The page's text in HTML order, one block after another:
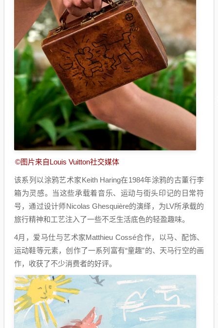
©图片来自Louis Vuitton社交媒体
该系列以涂鸦艺术家Keith Haring在1984年涂鸦的古董行李
箱为灵感。当这些承载着音乐、运动与街头印记的日常符
号，通过设计师Nicolas Ghesquière的演绎，为LV所承载的
旅行精神和工艺注入了一些不乏生活底色的轻盈趣味。
4月，爱马仕与艺术家Matthieu Cossé合作，以马、配饰、
运动鞋等元素，创作了一系列富有“童趣”的、天马行空的画
作，收获了不少消费者的好评。